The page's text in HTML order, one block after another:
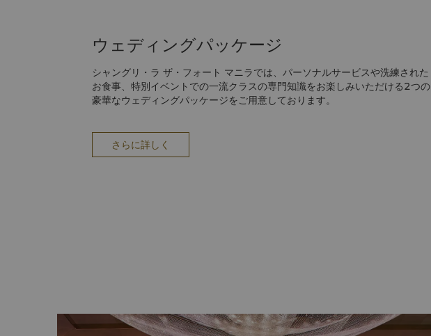
ウェディングパッケージ
シャングリ・ラ ザ・フォート マニラでは、パーソナルサービスや洗練された
お食事、特別イベントでの一流クラスの専門知識をお楽しみいただける2つの
豪華なウェディングパッケージをご用意しております。
さらに詳しく